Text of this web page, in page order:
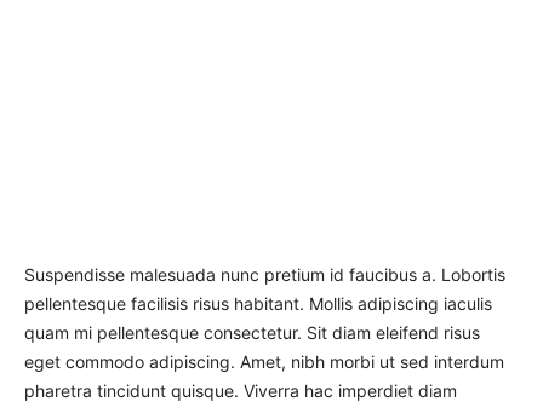
Suspendisse malesuada nunc pretium id faucibus a. Lobortis
pellentesque facilisis risus habitant. Mollis adipiscing iaculis
quam mi pellentesque consectetur. Sit diam eleifend risus
eget commodo adipiscing. Amet, nibh morbi ut sed interdum
pharetra tincidunt quisque. Viverra hac imperdiet diam